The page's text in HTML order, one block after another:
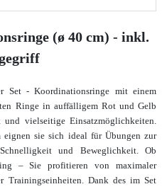
(ø 40 cm) - inkl.
Set - Koordinationsringe mit einem
Ringe in auffälligem Rot und Gelb
vielseitige Einsatzmöglichkeiten.
sie sich ideal für Übungen zur
und Beweglichkeit. Ob
– Sie profitieren von maximaler
Trainingseinheiten. Dank des im Set